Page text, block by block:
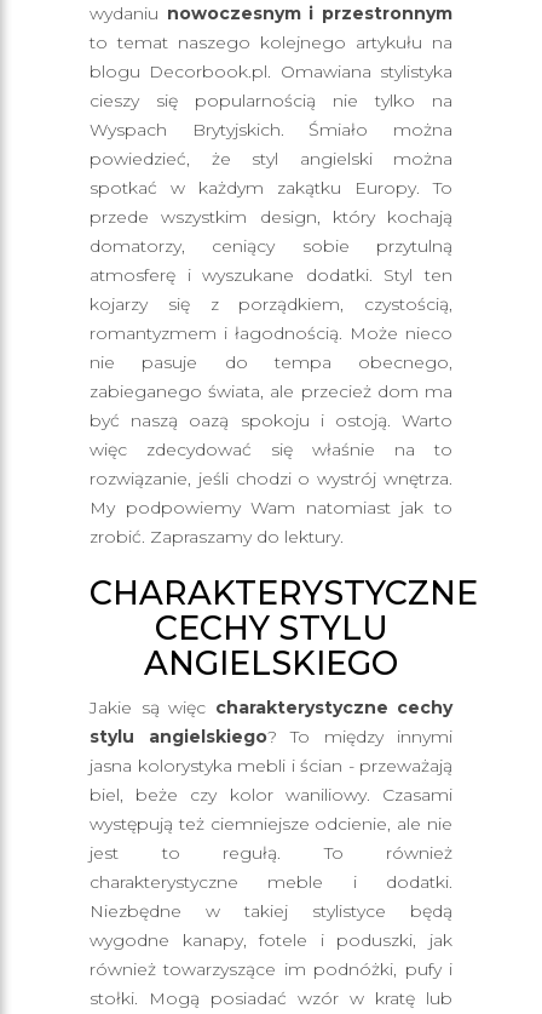
wydaniu nowoczesnym i przestronnym
to temat naszego kolejnego artykułu na
blogu Decorbook.pl. Omawiana stylistyka
cieszy się popularnością nie tylko na
Wyspach Brytyjskich. Śmiało można
powiedzieć, że styl angielski można
spotkać w każdym zakątku Europy. To
przede wszystkim design, który kochają
domatorzy, ceniący sobie przytulną
atmosferę i wyszukane dodatki. Styl ten
kojarzy się z porządkiem, czystością,
romantyzmem i łagodnością. Może nieco
nie pasuje do tempa obecnego,
zabieganego świata, ale przecież dom ma
być naszą oazą spokoju i ostoją. Warto
więc zdecydować się właśnie na to
rozwiązanie, jeśli chodzi o wystrój wnętrza.
My podpowiemy Wam natomiast jak to
zrobić. Zapraszamy do lektury.
CHARAKTERYSTYCZNE
CECHY STYLU
ANGIELSKIEGO
Jakie są więc charakterystyczne cechy
stylu angielskiego? To między innymi
jasna kolorystyka mebli i ścian - przeważają
biel, beże czy kolor waniliowy. Czasami
występują też ciemniejsze odcienie, ale nie
jest to regułą. To również
charakterystyczne meble i dodatki.
Niezbędne w takiej stylistyce będą
wygodne kanapy, fotele i poduszki, jak
również towarzyszące im podnóżki, pufy i
stołki. Mogą posiadać wzór w kratę lub